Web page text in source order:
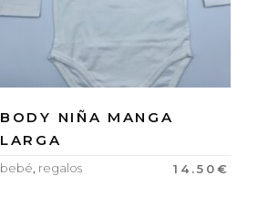
BODY NIÑA MANGA
LARGA
14.50€
bebé, regalos